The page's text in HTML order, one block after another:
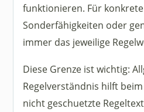
funktionieren. Für
Sonderfähigkeiten oder
immer das jeweilige
Diese Grenze ist wichtig:
Regelverständnis hilft
nicht geschuetzte